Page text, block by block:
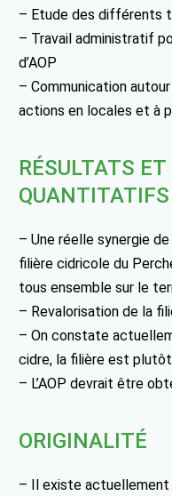
– Etude des différents
– Travail administratif
d’AOP
– Communication
actions en locales et à
RÉSULTATS
– Une réelle synergie
filière cidricole du
tous ensemble sur le
– Revalorisation de la
– On constate
cidre, la filière est
– L’AOP devrait être
ORIGINALITÉ
– Il existe actuellement